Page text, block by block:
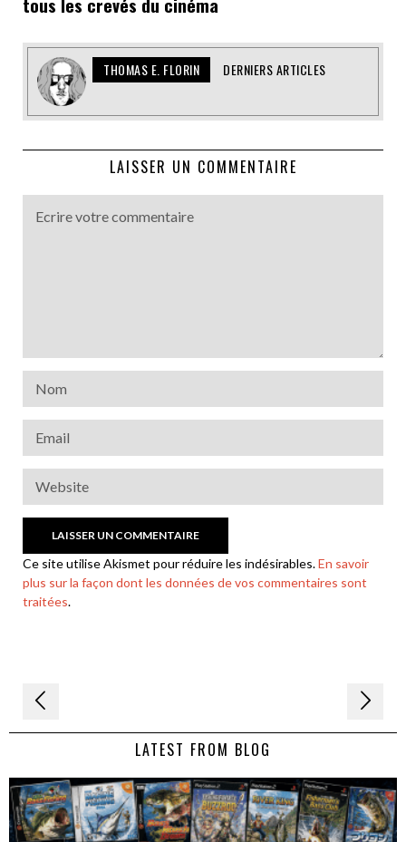
THOMAS E. FLORIN DERNIERS ARTICLES
LAISSER UN COMMENTAIRE
Ce site utilise Akismet pour réduire les indésirables.En savoir
plus sur la façon dont les données de vos commentaires sont
traitées.
Navigation
de LATEST FROM BLOG